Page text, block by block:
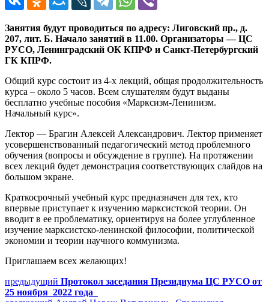
Занятия будут проводиться по адресу: Лиговский пр., д.
207, лит. Б. Начало занятий в 11.00. Организаторы — ЦС
РУСО, Ленинградский ОК КПРФ и Санкт-Петербургский
ГК КПРФ.
Общий курс состоит из 4-х лекций, общая продолжительность
курса – около 5 часов. Всем слушателям будут выданы
бесплатно учебные пособия «Марксизм-Ленинизм.
Начальный курс».
Лектор — Брагин Алексей Александрович. Лектор применяет
усовершенствованный педагогический метод проблемного
обучения (вопросы и обсуждение в группе). На протяжении
всех лекций будет демонстрация соответствующих слайдов на
большом экране.
Краткосрочный учебный курс предназначен для тех, кто
впервые приступает к изучению марксистской теории. Он
вводит в ее проблематику, ориентируя на более углубленное
изучение марксистско-ленинской философии, политической
экономии и теории научного коммунизма.
Приглашаем всех желающих!
Навигация
предыдущий Предыдущий
пост:
Протокол заседания Президиума ЦС РУСО от
25 ноября 2022 года